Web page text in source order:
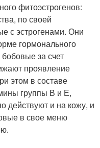
фитоэстрогенов:
по своей
с эстрогенами. Они
гормонального
за счет
проявление
этом в составе
группы В и Е,
действуют и на кожу, и
в свое меню